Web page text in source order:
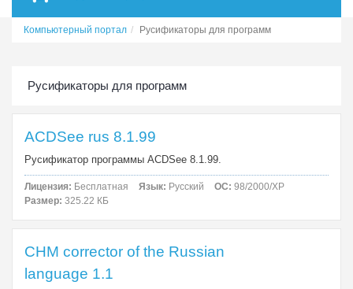
Компьютерный портал Русификаторы для программ
Русификаторы для программ
ACDSee rus 8.1.99
Русификатор программы ACDSee 8.1.99.
Лицензия: Бесплатная Язык: Русский ОС: 98/2000/XP
Размер: 325.22 КБ
CHM corrector of the Russian
language 1.1